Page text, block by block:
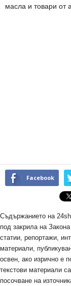
масла и товари от
Facebook
Съдържанието на
под закрила на
статии, репортажи,
материали,
освен, ако изрично е
текстови материали
посочване на